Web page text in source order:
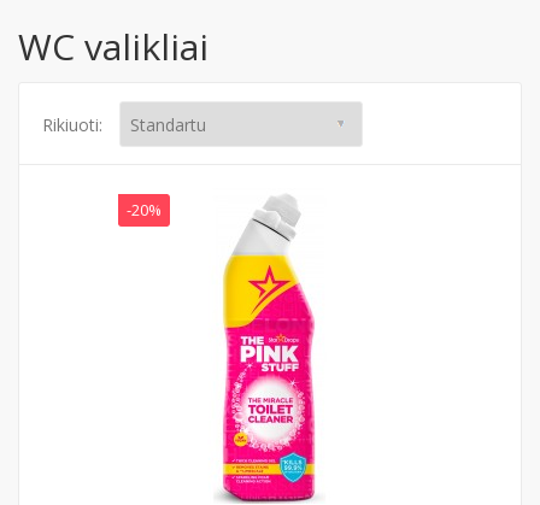
WC valikliai
Rikiuoti:
-20%